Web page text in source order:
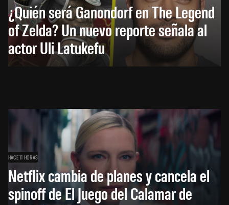
¿Quién será Ganondorf en The Legend
of Zelda? Un nuevo reporte señala al
actor Uli Latukefu
HACE 11 HORAS
Netflix cambia de planes y cancela el
spinoff de El Juego del Calamar de